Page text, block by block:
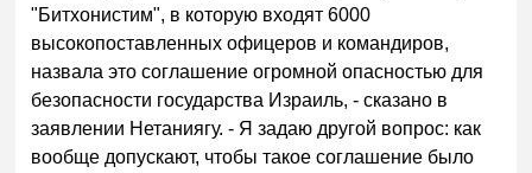
"Битхонистим", в которую входят 6000
высокопоставленных офицеров и командиров,
назвала это соглашение огромной опасностью для
безопасности государства Израиль, - сказано в
заявлении Нетаниягу. - Я задаю другой вопрос: как
вообще допускают, чтобы такое соглашение было